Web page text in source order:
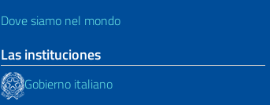
Dove siamo nel mondo
Las instituciones
Gobierno italiano